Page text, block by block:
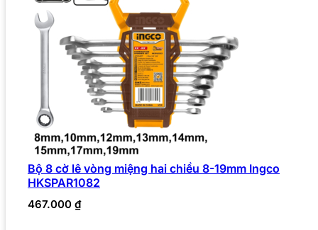
Bộ 8 cờ lê vòng miệng hai chiều 8-19mm Ingco
HKSPAR1082
467.000 ₫